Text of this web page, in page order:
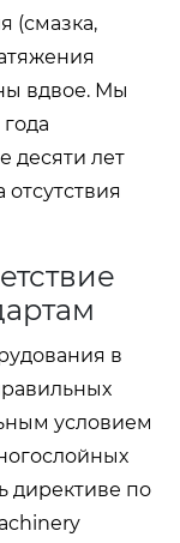
(смазка,
вдвое. Мы
десяти лет
в
условием
директиве по